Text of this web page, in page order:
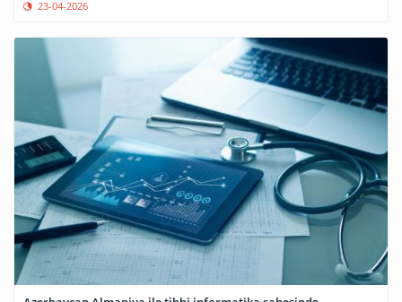
23-04-2026